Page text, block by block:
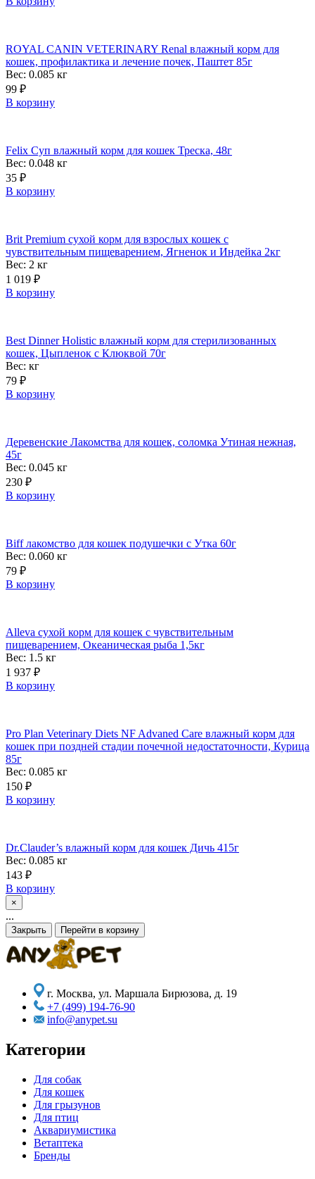
ROYAL CANIN VETERINARY Renal влажный корм для
кошек, профилактика и лечение почек, Паштет 85г
Вес: 0.085 кг
99 ₽
В корзину
Felix Суп влажный корм для кошек Треска, 48г
Вес: 0.048 кг
35 ₽
В корзину
Brit Premium сухой корм для взрослых кошек с
чувствительным пищеварением, Ягненок и Индейка 2кг
Вес: 2 кг
1 019 ₽
В корзину
Best Dinner Holistic влажный корм для стерилизованных
кошек, Цыпленок с Клюквой 70г
Вес: кг
79 ₽
В корзину
Деревенские Лакомства для кошек, соломка Утиная нежная,
45г
Вес: 0.045 кг
230 ₽
В корзину
Biff лакомство для кошек подушечки с Утка 60г
Вес: 0.060 кг
79 ₽
В корзину
Alleva сухой корм для кошек с чувствительным
пищеварением, Океаническая рыба 1,5кг
Вес: 1.5 кг
1 937 ₽
В корзину
Pro Plan Veterinary Diets NF Advaned Care влажный корм для
кошек при поздней стадии почечной недостаточности, Курица
85г
Вес: 0.085 кг
150 ₽
В корзину
Dr.Clauder’s влажный корм для кошек Дичь 415г
Вес: 0.085 кг
143 ₽
В корзину
×
...
Закрыть Перейти в корзину
г. Москва, ул. Маршала Бирюзова, д. 19
+7 (499) 194-76-90
info@anypet.su
Категории
Для собак
Для кошек
Для грызунов
Для птиц
Аквариумистика
Ветаптека
Бренды